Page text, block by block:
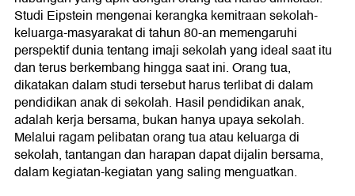
Studi Eipstein mengenai kerangka kemitraan sekolah-
keluarga-masyarakat di tahun 80-an memengaruhi
perspektif dunia tentang imaji sekolah yang ideal saat itu
dan terus berkembang hingga saat ini. Orang tua,
dikatakan dalam studi tersebut harus terlibat di dalam
pendidikan anak di sekolah. Hasil pendidikan anak,
adalah kerja bersama, bukan hanya upaya sekolah.
Melalui ragam pelibatan orang tua atau keluarga di
sekolah, tantangan dan harapan dapat dijalin bersama,
dalam kegiatan-kegiatan yang saling menguatkan.